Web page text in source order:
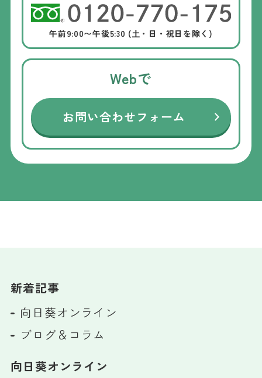
午前9:00〜午後5:30 (土・日・祝日を除く)
Webで
お問い合わせフォーム
新着記事
向日葵オンライン
ブログ＆コラム
向日葵オンライン